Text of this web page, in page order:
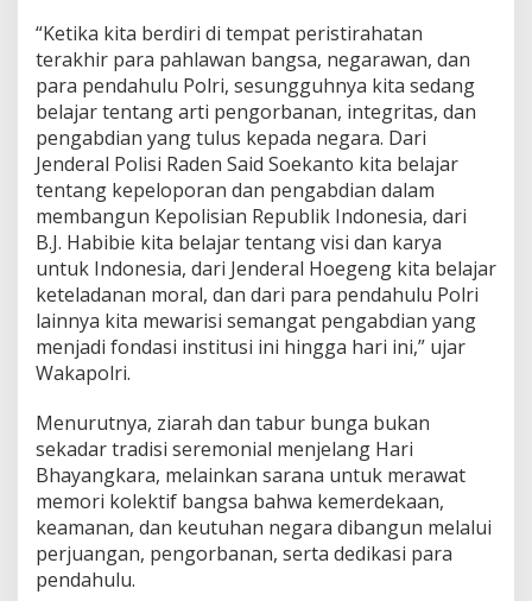
“Ketika kita berdiri di tempat peristirahatan
terakhir para pahlawan bangsa, negarawan, dan
para pendahulu Polri, sesungguhnya kita sedang
belajar tentang arti pengorbanan, integritas, dan
pengabdian yang tulus kepada negara. Dari
Jenderal Polisi Raden Said Soekanto kita belajar
tentang kepeloporan dan pengabdian dalam
membangun Kepolisian Republik Indonesia, dari
B.J. Habibie kita belajar tentang visi dan karya
untuk Indonesia, dari Jenderal Hoegeng kita belajar
keteladanan moral, dan dari para pendahulu Polri
lainnya kita mewarisi semangat pengabdian yang
menjadi fondasi institusi ini hingga hari ini,” ujar
Wakapolri.
Menurutnya, ziarah dan tabur bunga bukan
sekadar tradisi seremonial menjelang Hari
Bhayangkara, melainkan sarana untuk merawat
memori kolektif bangsa bahwa kemerdekaan,
keamanan, dan keutuhan negara dibangun melalui
perjuangan, pengorbanan, serta dedikasi para
pendahulu.